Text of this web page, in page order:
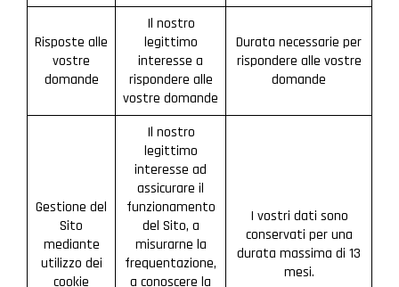
Risposte alle
vostre
domande
Il nostro
legittimo
interesse a
rispondere alle
vostre domande
Durata necessarie per
rispondere alle vostre
domande
Gestione del
Sito
mediante
utilizzo dei
cookie
Il nostro
legittimo
interesse ad
assicurare il
funzionamento
del Sito, a
misurarne la
frequentazione,
a conoscere la
I vostri dati sono
conservati per una
durata massima di 13
mesi.